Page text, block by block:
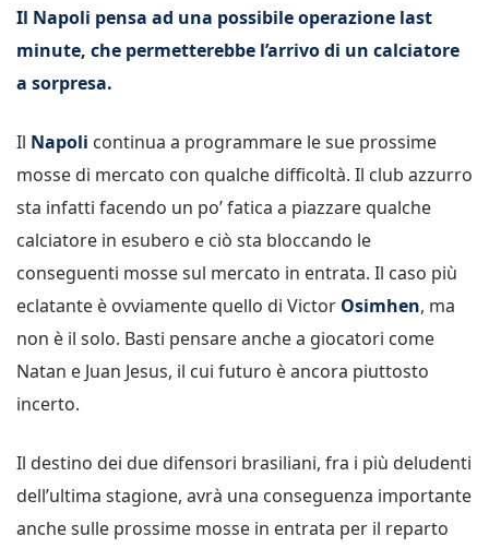
Il Napoli pensa ad una possibile operazione last
minute, che permetterebbe l’arrivo di un calciatore
a sorpresa.
Il Napoli continua a programmare le sue prossime
mosse di mercato con qualche difficoltà. Il club azzurro
sta infatti facendo un po’ fatica a piazzare qualche
calciatore in esubero e ciò sta bloccando le
conseguenti mosse sul mercato in entrata. Il caso più
eclatante è ovviamente quello di Victor Osimhen, ma
non è il solo. Basti pensare anche a giocatori come
Natan e Juan Jesus, il cui futuro è ancora piuttosto
incerto.
Il destino dei due difensori brasiliani, fra i più deludenti
dell’ultima stagione, avrà una conseguenza importante
anche sulle prossime mosse in entrata per il reparto